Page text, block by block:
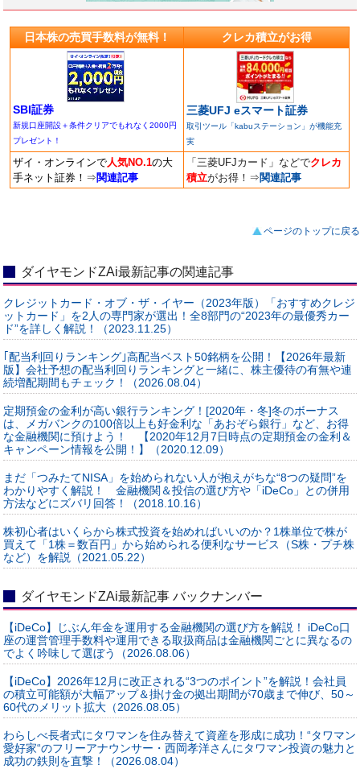
日本株の売買手数料が無料！ クレカ積立がお得
SBI証券
新規口座開設＋条件クリアでもれなく2000円
プレゼント！
三菱UFJ eスマート証券
取引ツール「kabuステーション」が機能充
実
ザイ・オンラインで人気NO.1の大
手ネット証券！ ⇒ 関連記事
「三菱UFJカード」などでクレカ
積立がお得！ ⇒ 関連記事
ページのトップに戻る
ダイヤモンドZAi最新記事の関連記事
クレジットカード・オブ・ザ・イヤー（2023年版）「おすすめクレジ
ットカード」を2人の専門家が選出！全8部門の“2023年の最優秀カー
ド”を詳しく解説！（2023.11.25）
｢配当利回りランキング｣高配当ベスト50銘柄を公開！【2026年最新
版】会社予想の配当利回りランキングと一緒に、株主優待の有無や連
続増配期間もチェック！（2026.08.04）
定期預金の金利が高い銀行ランキング！[2020年・冬]冬のボーナス
は、メガバンクの100倍以上も好金利な「あおぞら銀行」など、お得
な金融機関に預けよう！ 【2020年12月7日時点の定期預金の金利＆
キャンペーン情報を公開！】（2020.12.09）
まだ「つみたてNISA」を始められない人が抱えがちな“8つの疑問”を
わかりやすく解説！ 金融機関＆投信の選び方や「iDeCo」との併用
方法などにズバリ回答！（2018.10.16）
株初心者はいくらから株式投資を始めればいいのか？1株単位で株が
買えて「1株＝数百円」から始められる便利なサービス（S株・プチ株
など）を解説（2021.05.22）
ダイヤモンドZAi最新記事 バックナンバー
【iDeCo】じぶん年金を運用する金融機関の選び方を解説！ iDeCo口
座の運営管理手数料や運用できる取扱商品は金融機関ごとに異なるの
でよく吟味して選ぼう（2026.08.06）
【iDeCo】2026年12月に改正される“3つのポイント”を解説！会社員
の積立可能額が大幅アップ＆掛け金の拠出期間が70歳まで伸び、50～
60代のメリット拡大（2026.08.05）
わらしべ長者式にタワマンを住み替えて資産を形成に成功！“タワマン
愛好家“のフリーアナウンサー・西岡孝洋さんにタワマン投資の魅力と
成功の鉄則を直撃！（2026.08.04）